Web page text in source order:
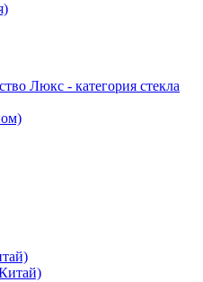
Люкс - категория стекла